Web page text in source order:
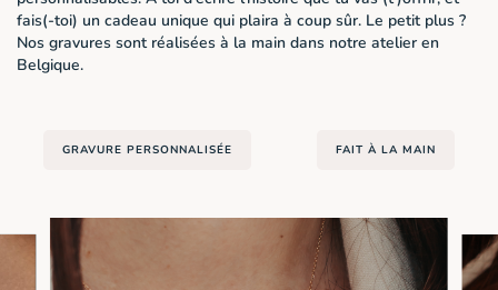
fais(-toi) un cadeau unique qui plaira à coup sûr. Le petit plus ?
Nos gravures sont réalisées à la main dans notre atelier en
Belgique.
GRAVURE PERSONNALISÉE FAIT À LA MAIN​